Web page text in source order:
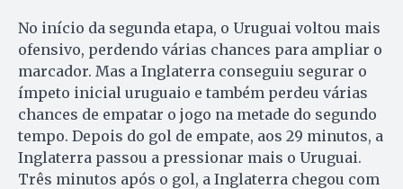
No início da segunda etapa, o Uruguai voltou mais
ofensivo, perdendo várias chances para ampliar o
marcador. Mas a Inglaterra conseguiu segurar o
ímpeto inicial uruguaio e também perdeu várias
chances de empatar o jogo na metade do segundo
tempo. Depois do gol de empate, aos 29 minutos, a
Inglaterra passou a pressionar mais o Uruguai.
Três minutos após o gol, a Inglaterra chegou com